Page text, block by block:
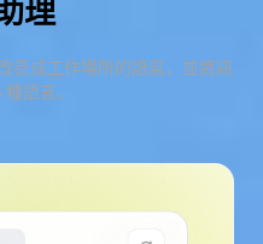
理
善成工作場所的語氣，並將訊
語言。